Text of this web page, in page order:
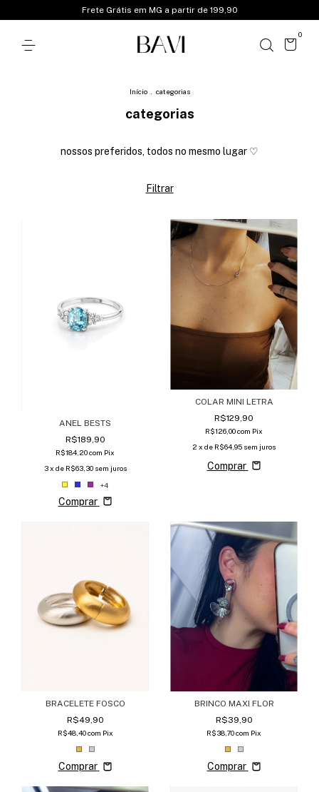
Frete Grátis em MG a partir de 199,90
0
Início categorias
categorias
nossos preferidos, todos no mesmo lugar ♡
Filtrar
ANEL BESTS
R$189,90
R$184,20com Pix
3 x de R$63,30 sem juros
+4
Comprar
COLAR MINI LETRA
R$129,90
R$126,00com Pix
2 x de R$64,95 sem juros
Comprar
BRACELETE FOSCO
R$49,90
R$48,40com Pix
Comprar
BRINCO MAXI FLOR
R$39,90
R$38,70com Pix
Comprar